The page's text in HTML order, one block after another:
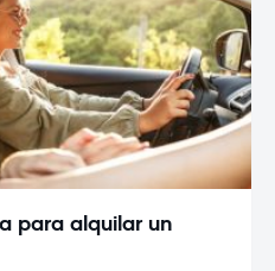
para alquilar un